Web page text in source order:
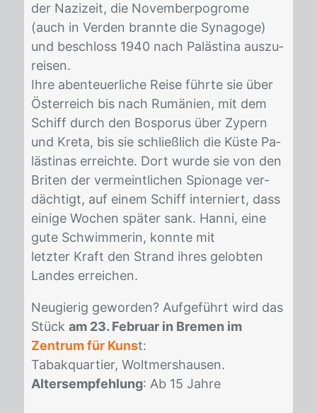
der Na­zi­zeit, die No­vem­ber­po­gro­me
(auch in Ver­den brann­te die Syn­ago­ge)
und be­schloss 1940 nach Pa­läs­ti­na aus­zu­
rei­sen.
Ihre aben­teu­er­li­che Rei­se führ­te sie über
Öster­reich bis nach Ru­mä­ni­en, mit dem
Schiff durch den Bos­po­rus über Zy­pern
und Kre­ta, bis sie schließ­lich die Küs­te Pa­
läs­ti­nas er­reich­te. Dort wur­de sie von den
Bri­ten der ver­meint­li­chen Spio­na­ge ver­
däch­tigt, auf ei­nem Schiff in­ter­niert, dass
ei­ni­ge Wo­chen spä­ter sank. Han­ni, eine
gute Schwim­me­rin, konn­te mit
letz­ter Kraft den Strand ih­res ge­lob­ten
Lan­des er­rei­chen.
Neu­gie­rig ge­wor­den? Auf­ge­führt wird das
Stück am 23. Februar in Bremen im
Zentrum für Kunst:
Ta­bak­quar­tier, Wolt­mers­hau­sen.
Altersempfehlung: Ab 15 Jah­re